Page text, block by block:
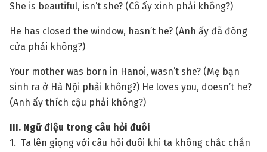
She is beautiful, isn’t she? (Cô ấy xinh phải không?)
He has closed the window, hasn’t he? (Anh ấy đã đóng
cửa phải không?)
Your mother was born in Hanoi, wasn’t she? (Mẹ bạn
sinh ra ở Hà Nội phải không?) He loves you, doesn’t he?
(Anh ấy thích cậu phải không?)
III. Ngữ điệu trong câu hỏi đuôi
1. Ta lên giọng với câu hỏi đuôi khi ta không chắc chắn